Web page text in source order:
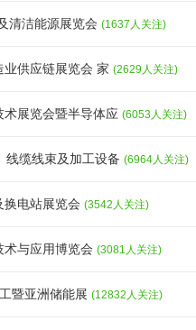
清洁能源展览会 (1637人关注)
供应链展览会 家 (2629人关注)
展览会暨半导体应 (6053人关注)
线缆线束及加工设备 (6964人关注)
换电站展览会 (3542人关注)
与应用博览会 (3081人关注)
暨亚洲储能展 (12832人关注)